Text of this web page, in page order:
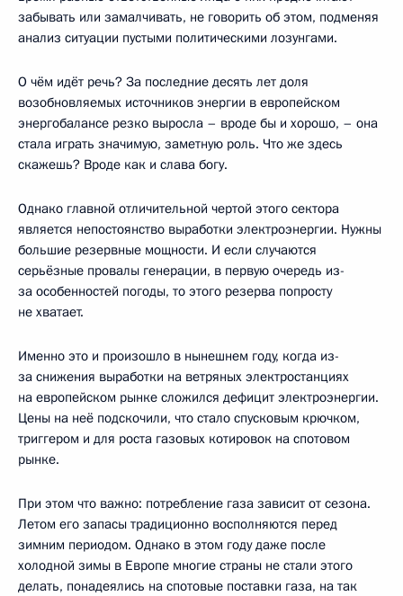
забывать или замалчивать, не говорить об этом, подменяя
анализ ситуации пустыми политическими лозунгами.
О чём идёт речь? За последние десять лет доля
возобновляемых источников энергии в европейском
энергобалансе резко выросла – вроде бы и хорошо, – она
стала играть значимую, заметную роль. Что же здесь
скажешь? Вроде как и слава богу.
Однако главной отличительной чертой этого сектора
является непостоянство выработки электроэнергии. Нужны
большие резервные мощности. И если случаются
серьёзные провалы генерации, в первую очередь из-
за особенностей погоды, то этого резерва попросту
не хватает.
Именно это и произошло в нынешнем году, когда из-
за снижения выработки на ветряных электростанциях
на европейском рынке сложился дефицит электроэнергии.
Цены на неё подскочили, что стало спусковым крючком,
триггером и для роста газовых котировок на спотовом
рынке.
При этом что важно: потребление газа зависит от сезона.
Летом его запасы традиционно восполняются перед
зимним периодом. Однако в этом году даже после
холодной зимы в Европе многие страны не стали этого
делать, понадеялись на спотовые поставки газа, на так